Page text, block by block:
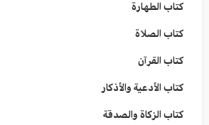
كتاب الطهارة
كتاب الصلاة
كتاب القرآن
كتاب الأدعية والأذكار
كتاب الزكاة والصدقة